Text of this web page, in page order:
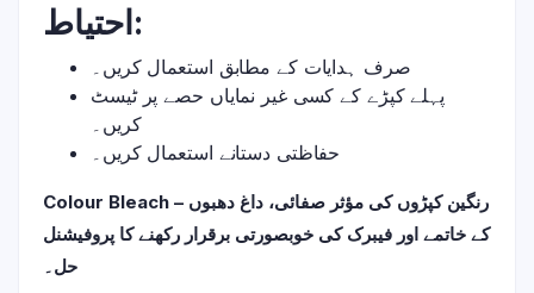
احتیاط:
صرف ہدایات کے مطابق استعمال کریں۔
پہلے کپڑے کے کسی غیر نمایاں حصے پر ٹیسٹ
کریں۔
حفاظتی دستانے استعمال کریں۔
Colour Bleach – رنگین کپڑوں کی مؤثر صفائی، داغ دھبوں
کے خاتمے اور فیبرک کی خوبصورتی برقرار رکھنے کا پروفیشنل
حل۔